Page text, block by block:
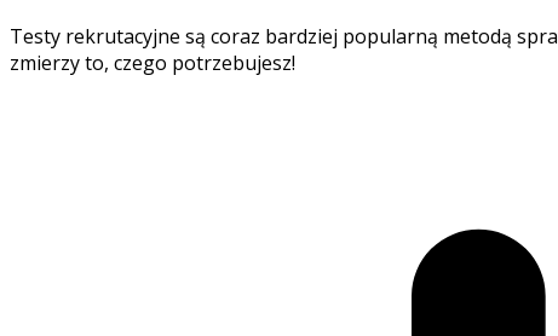
Testy rekrutacyjne są coraz bardziej popularną metodą
zmierzy to, czego potrzebujesz!